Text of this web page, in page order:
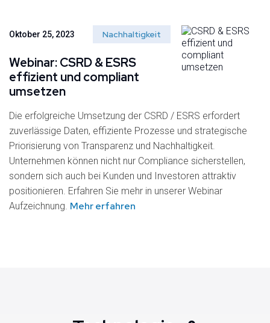
Oktober 25, 2023 Nachhaltigkeit
Webinar: CSRD & ESRS
effizient und compliant
umsetzen
Die erfolgreiche Umsetzung der CSRD / ESRS erfordert
zuverlässige Daten, effiziente Prozesse und strategische
Priorisierung von Transparenz und Nachhaltigkeit.
Unternehmen können nicht nur Compliance sicherstellen,
sondern sich auch bei Kunden und Investoren attraktiv
positionieren. Erfahren Sie mehr in unserer Webinar
Aufzeichnung. Mehr erfahren